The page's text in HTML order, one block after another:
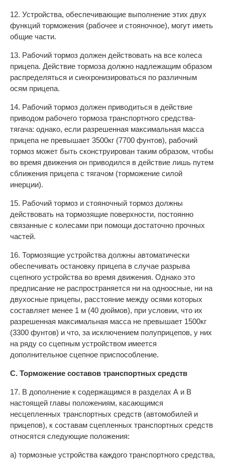
12. Устройства, обеспечивающие выполнение этих двух
функций торможения (рабочее и стояночное), могут иметь
общие части.
13. Рабочий тормоз должен действовать на все колеса
прицепа. Действие тормоза должно надлежащим образом
распределяться и синхронизироваться по различным
осям прицепа.
14. Рабочий тормоз должен приводиться в действие
приводом рабочего тормоза транспортного средства-
тягача: однако, если разрешенная максимальная масса
прицепа не превышает 3500кг (7700 фунтов), рабочий
тормоз может быть сконструирован таким образом, чтобы
во время движения он приводился в действие лишь путем
сближения прицепа с тягачом (торможение силой
инерции).
15. Рабочий тормоз и стояночный тормоз должны
действовать на тормозящие поверхности, постоянно
связанные с колесами при помощи достаточно прочных
частей.
16. Тормозящие устройства должны автоматически
обеспечивать остановку прицепа в случае разрыва
сцепного устройства во время движения. Однако это
предписание не распространяется ни на одноосные, ни на
двухосные прицепы, расстояние между осями которых
составляет менее 1 м (40 дюймов), при условии, что их
разрешенная максимальная масса не превышает 1500кг
(3300 фунтов) и что, за исключением полуприцепов, у них
на ряду со сцепным устройством имеется
дополнительное сцепное приспособление.
С. Торможение составов транспортных средств
17. В дополнение к содержащимся в разделах А и В
настоящей главы положениям, касающимся
несцепленных транспортных средств (автомобилей и
прицепов), к составам сцепленных транспортных средств
относятся следующие положения:
а) тормозные устройства каждого транспортного средства,